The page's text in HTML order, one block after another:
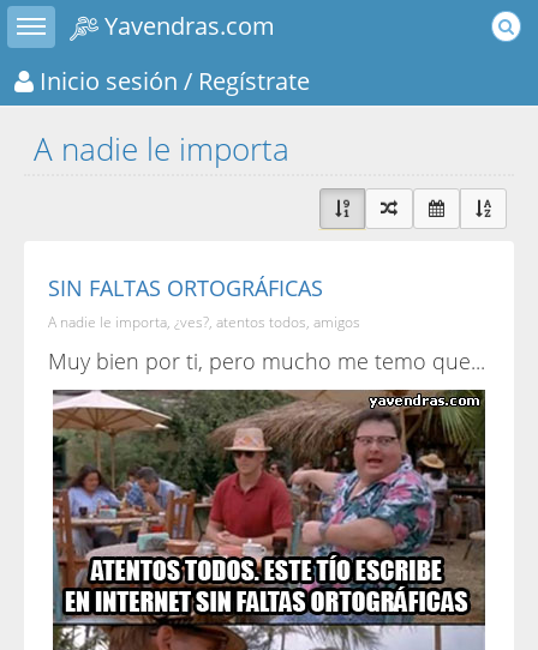
Toggle sidebar
Yavendras.com
Inicio sesión / Regístrate
A nadie le importa
SIN FALTAS ORTOGRÁFICAS
A nadie le importa, ¿ves?, atentos todos, amigos
Muy bien por ti, pero mucho me temo que...